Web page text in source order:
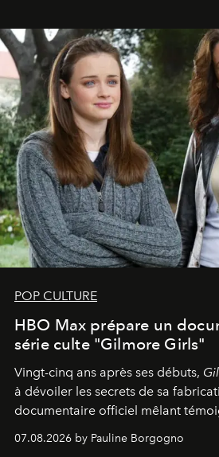
POP CULTURE
HBO Max prépare un
série culte "Gilmore Girls"
Vingt-cinq ans après ses débuts,
à dévoiler les secrets de sa
documentaire officiel mêlant
inédites et plongée dans les
générationnel.
07.08.2026 by Pauline Borgogno